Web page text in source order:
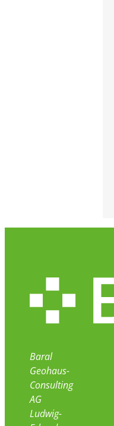
Baral
Geohaus-
Consulting
AG
Ludwig-